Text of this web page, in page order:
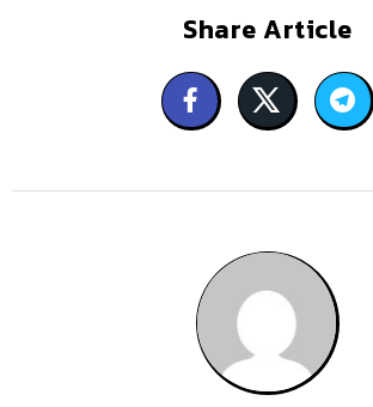
Share Article